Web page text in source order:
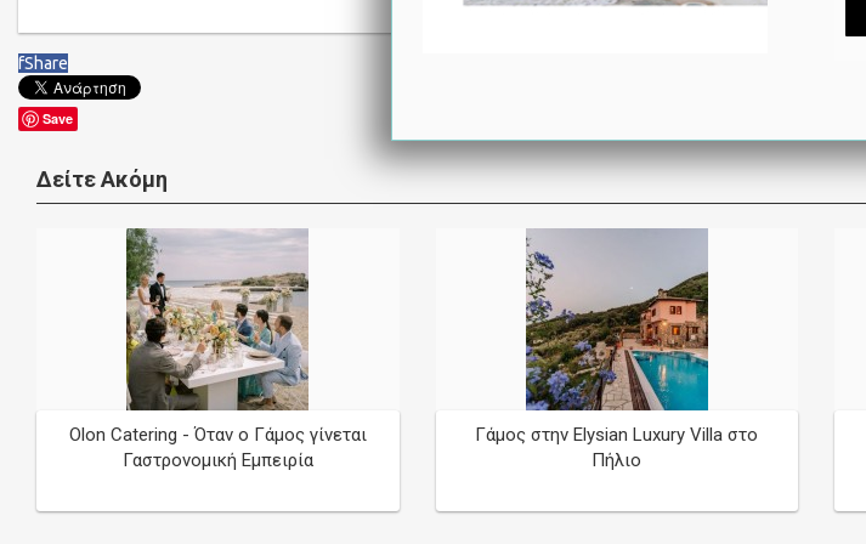
fShare
Save
Δείτε Ακόμη
Olon Catering - Όταν ο Γάμος γίνεται
Γαστρονομική Εμπειρία
Γάμος στην Elysian Luxury Villa στο
Πήλιο